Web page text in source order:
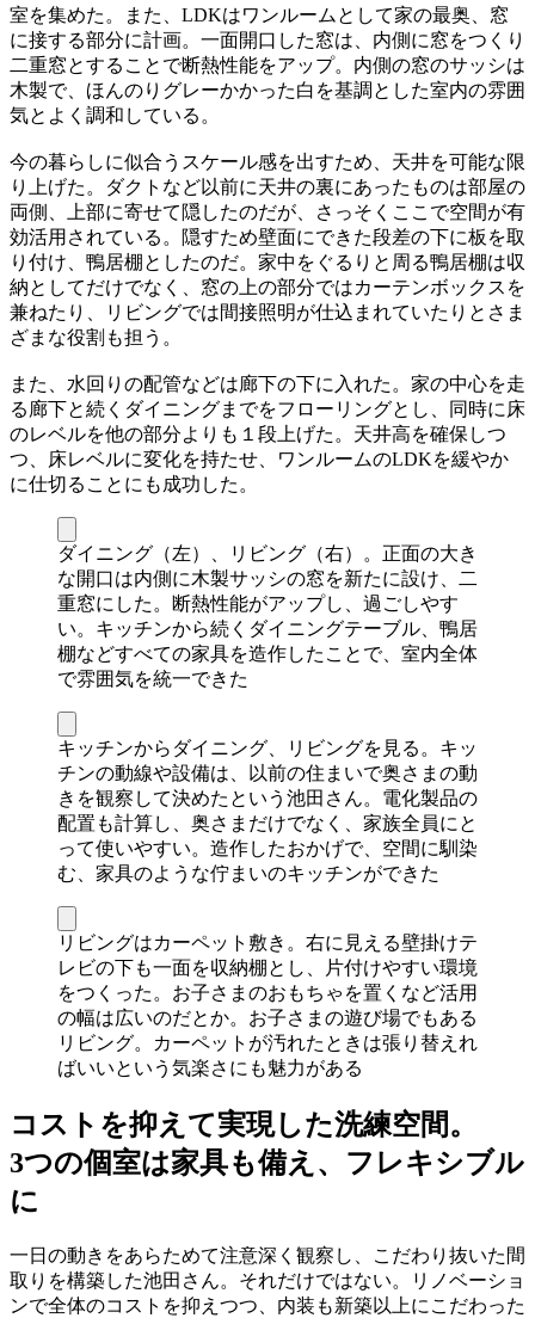
室を集めた。また、LDKはワンルームとして家の最奥、窓
に接する部分に計画。一面開口した窓は、内側に窓をつくり
二重窓とすることで断熱性能をアップ。内側の窓のサッシは
木製で、ほんのりグレーかかった白を基調とした室内の雰囲
気とよく調和している。
今の暮らしに似合うスケール感を出すため、天井を可能な限
り上げた。ダクトなど以前に天井の裏にあったものは部屋の
両側、上部に寄せて隠したのだが、さっそくここで空間が有
効活用されている。隠すため壁面にできた段差の下に板を取
り付け、鴨居棚としたのだ。家中をぐるりと周る鴨居棚は収
納としてだけでなく、窓の上の部分ではカーテンボックスを
兼ねたり、リビングでは間接照明が仕込まれていたりとさま
ざまな役割も担う。
また、水回りの配管などは廊下の下に入れた。家の中心を走
る廊下と続くダイニングまでをフローリングとし、同時に床
のレベルを他の部分よりも１段上げた。天井高を確保しつ
つ、床レベルに変化を持たせ、ワンルームのLDKを緩やか
に仕切ることにも成功した。
ダイニング（左）、リビング（右）。正面の大き
な開口は内側に木製サッシの窓を新たに設け、二
重窓にした。断熱性能がアップし、過ごしやす
い。キッチンから続くダイニングテーブル、鴨居
棚などすべての家具を造作したことで、室内全体
で雰囲気を統一できた
キッチンからダイニング、リビングを見る。キッ
チンの動線や設備は、以前の住まいで奥さまの動
きを観察して決めたという池田さん。電化製品の
配置も計算し、奥さまだけでなく、家族全員にと
って使いやすい。造作したおかげで、空間に馴染
む、家具のような佇まいのキッチンができた
リビングはカーペット敷き。右に見える壁掛けテ
レビの下も一面を収納棚とし、片付けやすい環境
をつくった。お子さまのおもちゃを置くなど活用
の幅は広いのだとか。お子さまの遊び場でもある
リビング。カーペットが汚れたときは張り替えれ
ばいいという気楽さにも魅力がある
コストを抑えて実現した洗練空間。
3つの個室は家具も備え、フレキシブル
に
一日の動きをあらためて注意深く観察し、こだわり抜いた間
取りを構築した池田さん。それだけではない。リノベーショ
ンで全体のコストを抑えつつ、内装も新築以上にこだわった